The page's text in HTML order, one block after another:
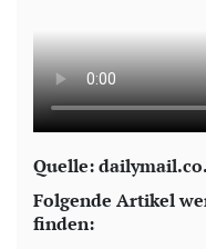
Quelle:
Folgende Artikel
finden: